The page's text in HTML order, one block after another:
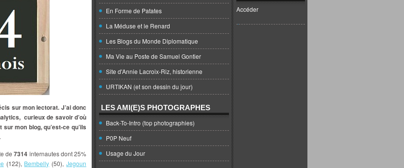
sur mon lectorat. J’ai donc
curieux de savoir d’où
mon blog, qu’est-ce qu’ils
de7314 internautes dont 25%
(122), Bembelly (50),Jegoun
En Forme de Patates
La Méduse et le Renard
Les Blogs du Monde Diplomatique
Ma Vie au Poste de Samuel Gontier
Site d'Annie Lacroix-Riz, historienne
URTIKAN (et son dessin du jour)
LES AMI(E)S PHOTOGRAPHES
Back-To-Intro (top photographies)
P0P Neuf
Usage du Jour
Accéder